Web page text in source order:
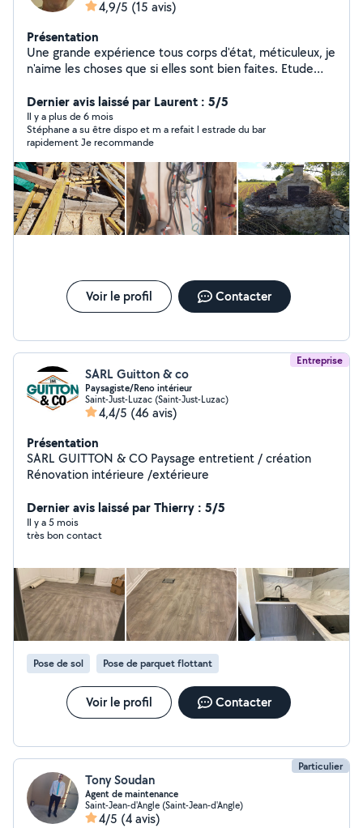
4,9/5 (15 avis)
Présentation
Une grande expérience tous corps d'état, méticuleux, je
n'aime les choses que si elles sont bien faites. Etude
Dernier avis laissé par Laurent : 5/5
Il y a plus de 6 mois
Stéphane a su être dispo et m a refait l estrade du bar
rapidement Je recommande
Voir le profil Contacter
Entreprise
SARL Guitton & co
Paysagiste/Reno intérieur
Saint-Just-Luzac (Saint-Just-Luzac)
4,4/5 (46 avis)
Présentation
SARL GUITTON & CO Paysage entretient / création
Rénovation intérieure /extérieure
Dernier avis laissé par Thierry : 5/5
Il y a 5 mois
très bon contact
Pose de sol Pose de parquet flottant
Voir le profil Contacter
Particulier
Tony Soudan
Agent de maintenance
Saint-Jean-d'Angle (Saint-Jean-d'Angle)
4/5 (4 avis)